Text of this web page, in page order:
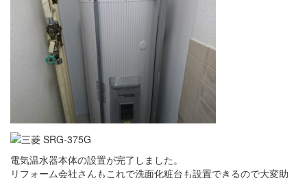
電気温水器本体の設置が完了しました。
リフォーム会社さんもこれで洗面化粧台も設置できるので大変助